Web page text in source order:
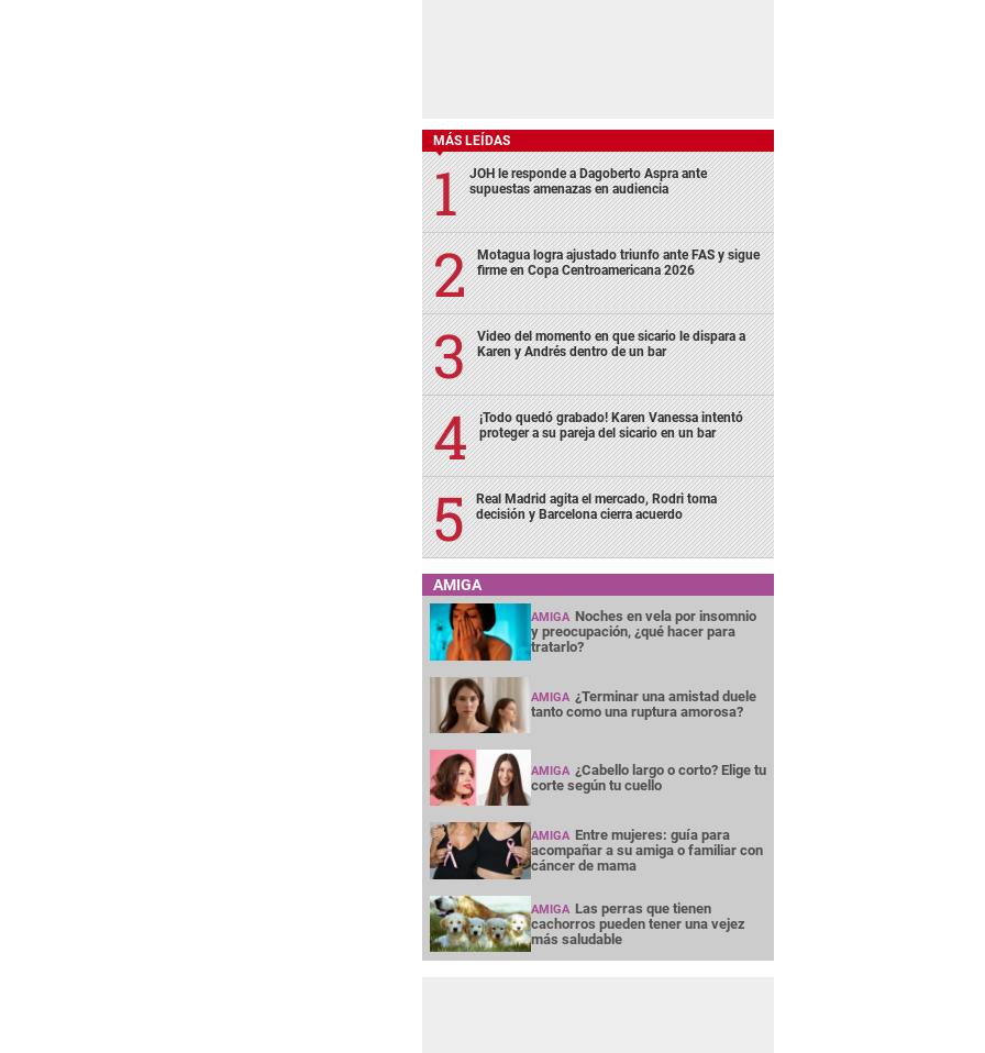
MÁS LEÍDAS
JOH le responde a Dagoberto Aspra ante
supuestas amenazas en audiencia
Motagua logra ajustado triunfo ante FAS y sigue
firme en Copa Centroamericana 2026
Video del momento en que sicario le dispara a
Karen y Andrés dentro de un bar
¡Todo quedó grabado! Karen Vanessa intentó
proteger a su pareja del sicario en un bar
Real Madrid agita el mercado, Rodri toma
decisión y Barcelona cierra acuerdo
AMIGA
AMIGA Noches en vela por insomnio
y preocupación, ¿qué hacer para
tratarlo?
AMIGA ¿Terminar una amistad duele
tanto como una ruptura amorosa?
AMIGA ¿Cabello largo o corto? Elige tu
corte según tu cuello
AMIGA Entre mujeres: guía para
acompañar a su amiga o familiar con
cáncer de mama
AMIGA Las perras que tienen
cachorros pueden tener una vejez
más saludable